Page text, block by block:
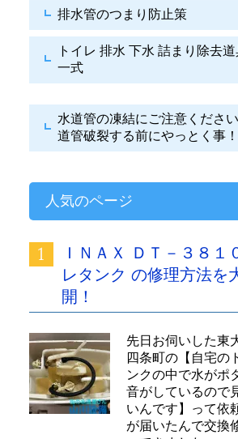
排水管のつまり防止策
トイレ 排水 下水 詰まり除去道
一式
水道管の凍結にご注意ください
道管破裂する前にやっとく事！
人気のページ
ＩＮＡＸ ＤＴ－３８１
レタンク の修理方法を
開！
先日お伺いした東
四条町の【自宅の
ンクの中で水がポ
音がしているので
いんです】って依
が届いたんで交換